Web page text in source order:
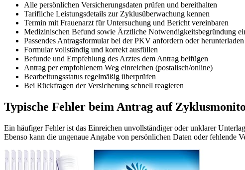
Alle persönlichen Versicherungsdaten prüfen und bereithalten
Tarifliche Leistungsdetails zur Zyklusüberwachung kennen
Termin mit Frauenarzt für Untersuchung und Bericht vereinbaren
Medizinischen Befund sowie Ärztliche Notwendigkeitsbegründung
Passendes Antragsformular bei der PKV anfordern oder herunterladen
Formular vollständig und korrekt ausfüllen
Befunde und Empfehlung des Arztes dem Antrag beifügen
Antrag per empfohlenem Weg einreichen (postalisch/online)
Bearbeitungsstatus regelmäßig überprüfen
Bei Rückfragen der Versicherung schnell reagieren
Typische Fehler beim Antrag auf
Ein häufiger Fehler ist das Einreichen unvollständiger oder unklarer
Ebenso kann die ungenaue Angabe von persönlichen Daten oder fehlende